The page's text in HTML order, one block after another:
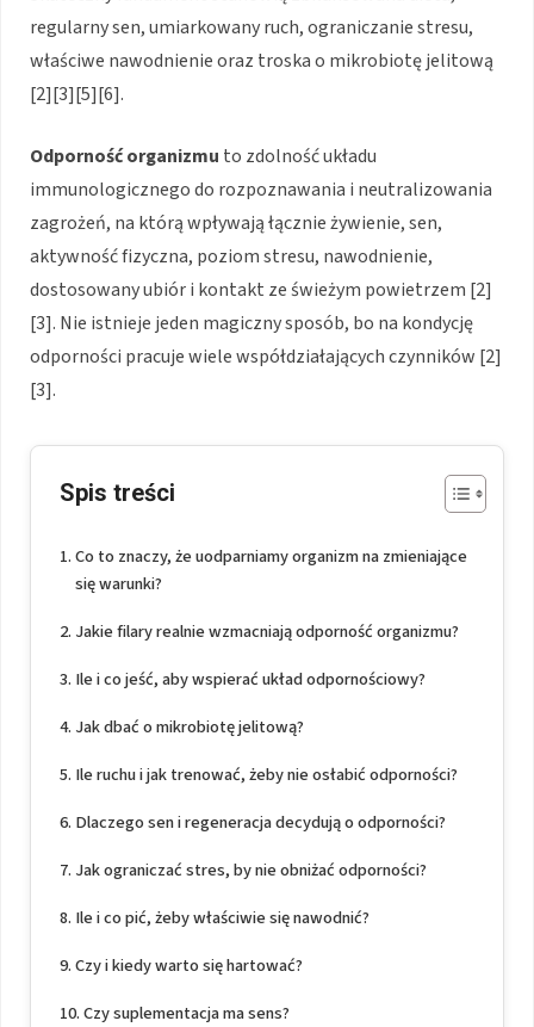
regularny sen, umiarkowany ruch, ograniczanie stresu,
właściwe nawodnienie oraz troska o mikrobiotę jelitową
[2][3][5][6].
Odporność organizmu to zdolność układu
immunologicznego do rozpoznawania i neutralizowania
zagrożeń, na którą wpływają łącznie żywienie, sen,
aktywność fizyczna, poziom stresu, nawodnienie,
dostosowany ubiór i kontakt ze świeżym powietrzem [2]
[3]. Nie istnieje jeden magiczny sposób, bo na kondycję
odporności pracuje wiele współdziałających czynników [2]
[3].
Spis treści
Co to znaczy, że uodparniamy organizm na zmieniające
się warunki?
Jakie filary realnie wzmacniają odporność organizmu?
Ile i co jeść, aby wspierać układ odpornościowy?
Jak dbać o mikrobiotę jelitową?
Ile ruchu i jak trenować, żeby nie osłabić odporności?
Dlaczego sen i regeneracja decydują o odporności?
Jak ograniczać stres, by nie obniżać odporności?
Ile i co pić, żeby właściwie się nawodnić?
Czy i kiedy warto się hartować?
Czy suplementacja ma sens?